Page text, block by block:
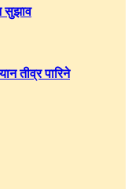
सुझाव
तीव्र पारिने